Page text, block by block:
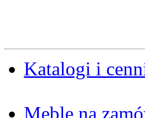
Katalogi i
Meble na